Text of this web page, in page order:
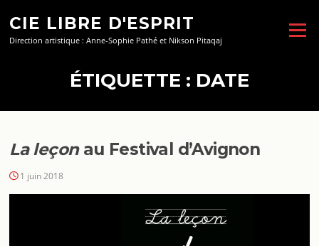
contenu
CIE LIBRE D'ESPRIT
Direction artistique : Anne-Sophie Pathé et Nikson Pitaqaj
Menu
ÉTIQUETTE : DATE
La leçonau Festival d’Avignon
1 juin 2018